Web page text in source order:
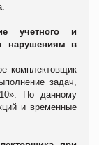
учетного и
нарушениям в
комплектовщик
задач,
По данному
и временные